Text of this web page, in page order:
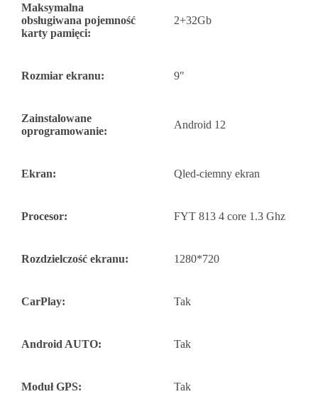
Maksymalna
obsługiwana pojemność
karty pamięci:
2+32Gb
Rozmiar ekranu: 9"
Zainstalowane
oprogramowanie:
Android 12
Ekran: Qled-ciemny ekran
Procesor: FYT 813 4 core 1.3 Ghz
Rozdzielczość ekranu: 1280*720
CarPlay: Tak
Android AUTO: Tak
Moduł GPS: Tak